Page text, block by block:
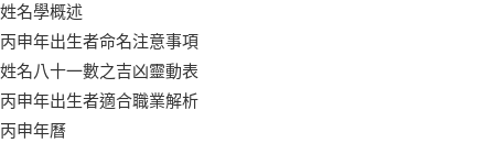
姓名學概述
丙申年出生者命名注意事項
姓名八十一數之吉凶靈動表
丙申年出生者適合職業解析
丙申年曆